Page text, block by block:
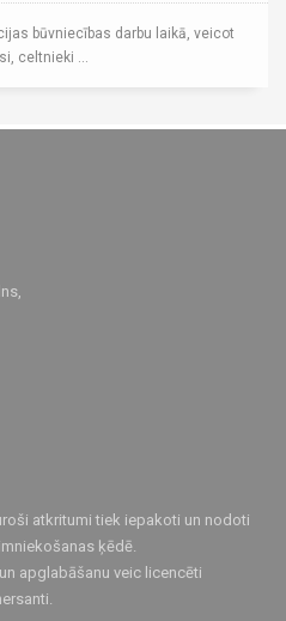
būvniecības darbu laikā, veicot
celtnieki ...
atkritumi tiek iepakoti un nodoti
ķēdē.
apglabāšanu veic licencēti